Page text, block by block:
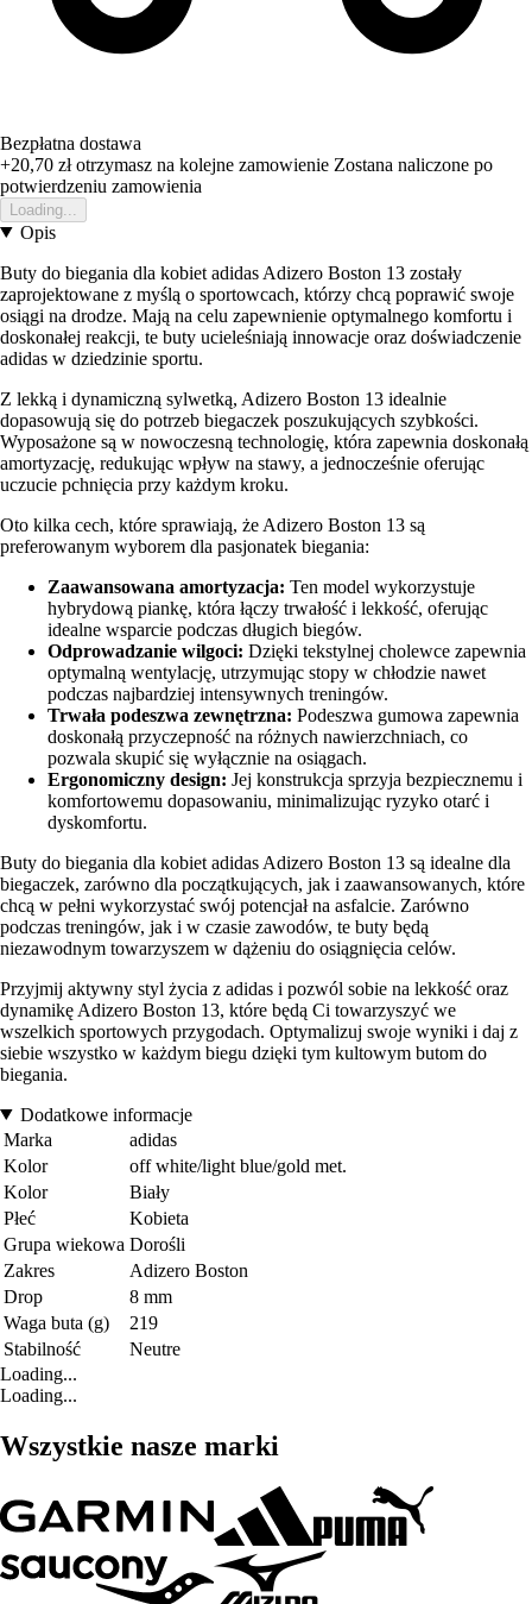
Bezpłatna dostawa
+20,70 złotrzymasz na kolejne zamowienie Zostana naliczone po
potwierdzeniu zamowienia
Loading...
Opis
Buty do biegania dla kobiet adidas Adizero Boston 13 zostały
zaprojektowane z myślą o sportowcach, którzy chcą poprawić swoje
osiągi na drodze. Mają na celu zapewnienie optymalnego komfortu i
doskonałej reakcji, te buty ucieleśniają innowacje oraz doświadczenie
adidas w dziedzinie sportu.
Z lekką i dynamiczną sylwetką, Adizero Boston 13 idealnie
dopasowują się do potrzeb biegaczek poszukujących szybkości.
Wyposażone są w nowoczesną technologię, która zapewnia doskonałą
amortyzację, redukując wpływ na stawy, a jednocześnie oferując
uczucie pchnięcia przy każdym kroku.
Oto kilka cech, które sprawiają, że Adizero Boston 13 są
preferowanym wyborem dla pasjonatek biegania:
Zaawansowana amortyzacja: Ten model wykorzystuje
hybrydową piankę, która łączy trwałość i lekkość, oferując
idealne wsparcie podczas długich biegów.
Odprowadzanie wilgoci: Dzięki tekstylnej cholewce zapewnia
optymalną wentylację, utrzymując stopy w chłodzie nawet
podczas najbardziej intensywnych treningów.
Trwała podeszwa zewnętrzna: Podeszwa gumowa zapewnia
doskonałą przyczepność na różnych nawierzchniach, co
pozwala skupić się wyłącznie na osiągach.
Ergonomiczny design: Jej konstrukcja sprzyja bezpiecznemu i
komfortowemu dopasowaniu, minimalizując ryzyko otarć i
dyskomfortu.
Buty do biegania dla kobiet adidas Adizero Boston 13 są idealne dla
biegaczek, zarówno dla początkujących, jak i zaawansowanych, które
chcą w pełni wykorzystać swój potencjał na asfalcie. Zarówno
podczas treningów, jak i w czasie zawodów, te buty będą
niezawodnym towarzyszem w dążeniu do osiągnięcia celów.
Przyjmij aktywny styl życia z adidas i pozwól sobie na lekkość oraz
dynamikę Adizero Boston 13, które będą Ci towarzyszyć we
wszelkich sportowych przygodach. Optymalizuj swoje wyniki i daj z
siebie wszystko w każdym biegu dzięki tym kultowym butom do
biegania.
Dodatkowe informacje
Marka
adidas
Kolor
off white/light blue/gold met.
Kolor
Biały
Płeć
Kobieta
Grupa wiekowa Dorośli
Zakres
Adizero Boston
Drop
8 mm
Waga buta (g)
219
Stabilność
Neutre
Loading...
Loading...
Wszystkie nasze marki